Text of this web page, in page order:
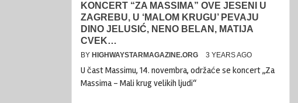
KONCERT “ZA MASSIMA” OVE JESENI U
ZAGREBU, U ‘MALOM KRUGU’ PEVAJU
DINO JELUSIĆ, NENO BELAN, MATIJA
CVEK…
BY HIGHWAYSTARMAGAZINE.ORG 3 YEARS AGO
U čast Massimu, 14. novembra, održaće se koncert „Za
Massima – Mali krug velikih ljudi“